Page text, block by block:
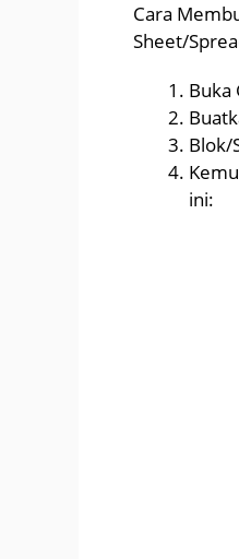
Cara
Sheet/
Buka
Blok/
ini: